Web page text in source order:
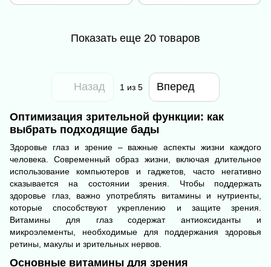
Показать еще 20 товаров
Назад 1 из 5 Вперед
Оптимизация зрительной функции: как
выбрать подходящие бады
Здоровье глаз и зрение – важные аспекты жизни каждого
человека. Современный образ жизни, включая длительное
использование компьютеров и гаджетов, часто негативно
сказывается на состоянии зрения. Чтобы поддержать
здоровье глаз, важно употреблять витамины и нутриенты,
которые способствуют укреплению и защите зрения.
Витамины для глаз содержат антиоксиданты и
микроэлементы, необходимые для поддержания здоровья
ретины, макулы и зрительных нервов.
Основные витамины для зрения